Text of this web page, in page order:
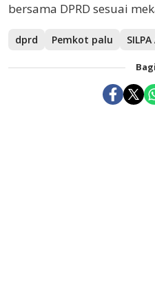
bersama DPRD sesuai
dprd Pemkot palu